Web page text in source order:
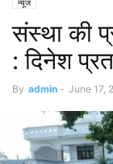
न्यूज
संस्था की
: दिनेश
By admin - June 17,